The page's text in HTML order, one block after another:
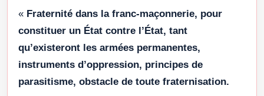
« Fraternité dans la franc-maçonnerie, pour
constituer un État contre l’État, tant
qu’existeront les armées permanentes,
instruments d’oppression, principes de
parasitisme, obstacle de toute fraternisation.